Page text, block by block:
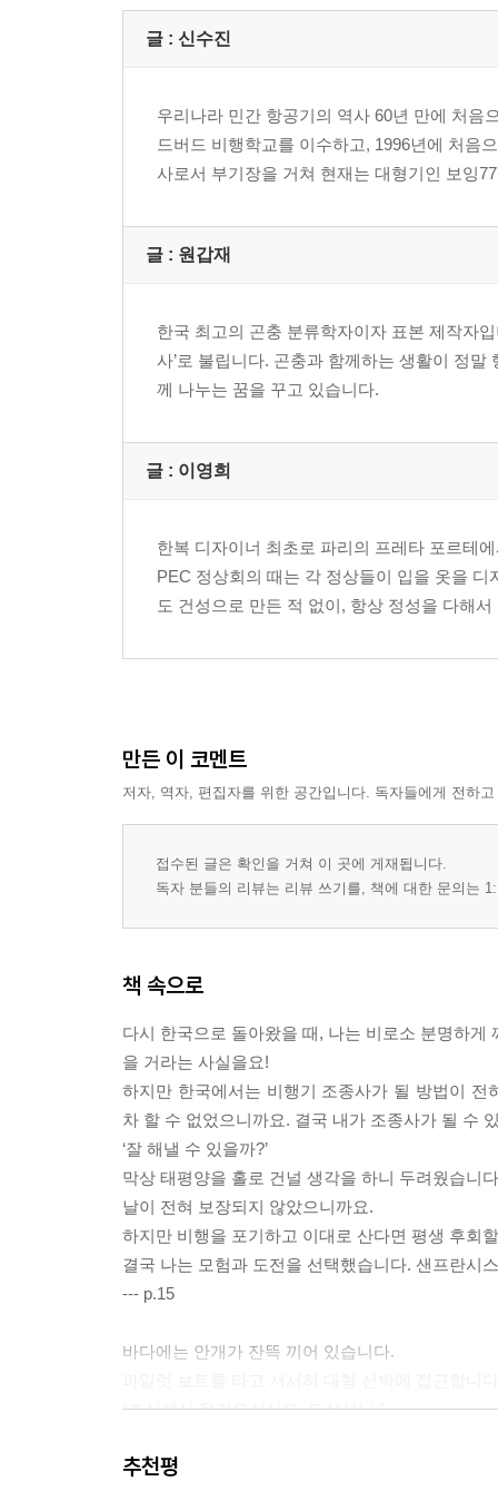
글 : 신수진
우리나라 민간 항공기의 역사 60년 만에 처음
드버드 비행학교를 이수하고, 1996년에 처음
사로서 부기장을 거쳐 현재는 대형기인 보잉
글 : 원갑재
한국 최고의 곤충 분류학자이자 표본 제작자
사’로 불립니다. 곤충과 함께하는 생활이 정
께 나누는 꿈을 꾸고 있습니다.
글 : 이영희
한복 디자이너 최초로 파리의 프레타 포르테
PEC 정상회의 때는 각 정상들이 입을 옷을
도 건성으로 만든 적 없이, 항상 정성을 다해
만든 이 코멘트
저자, 역자, 편집자를 위한 공간입니다. 독자들에게 전하
접수된 글은 확인을 거쳐 이 곳에 게재됩니다.
독자 분들의 리뷰는 리뷰 쓰기를, 책에 대한 문의는
책 속으로
다시 한국으로 돌아왔을 때, 나는 비로소 분명하
을 거라는 사실을요!
하지만 한국에서는 비행기 조종사가 될 방법이
차 할 수 없었으니까요. 결국 내가 조종사가 될 수
‘잘 해낼 수 있을까?’
막상 태평양을 홀로 건널 생각을 하니 두려웠습니
날이 전혀 보장되지 않았으니까요.
하지만 비행을 포기하고 이대로 산다면 평생 후회
결국 나는 모험과 도전을 선택했습니다. 샌프란시
--- p.15
바다에는 안개가 잔뜩 끼어 있습니다.
“조심해서 올라오십시오, 도선사님.”
나는 밝은 목소리로 힘차게 대답합니다.
추천평